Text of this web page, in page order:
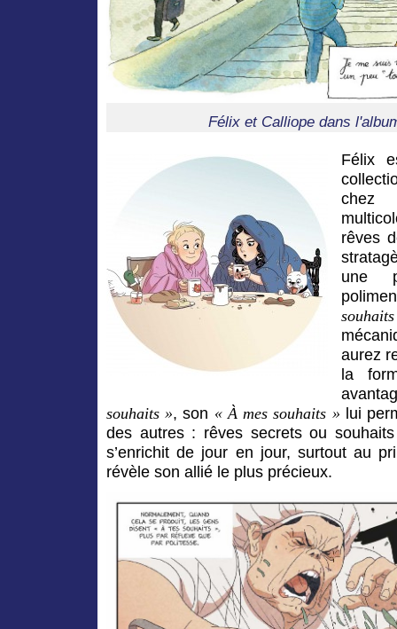
Félix et Calliope dans
Félix
chez
rêves
une
aurez
la
souhaits », son « À mes souhaits » lui
des autres : rêves secrets ou
s’enrichit de jour en jour, surtout au
révèle son allié le plus précieux.